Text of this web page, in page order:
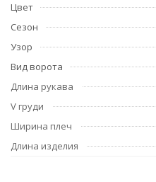
Цвет
Сезон
Узор
Вид ворота
Длина рукава
V груди
Ширина плеч
Длина изделия